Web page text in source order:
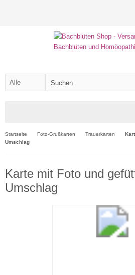
Startseite Foto-Grußkarten Trauerkarten
Umschlag
Karte mit Foto und
Umschlag